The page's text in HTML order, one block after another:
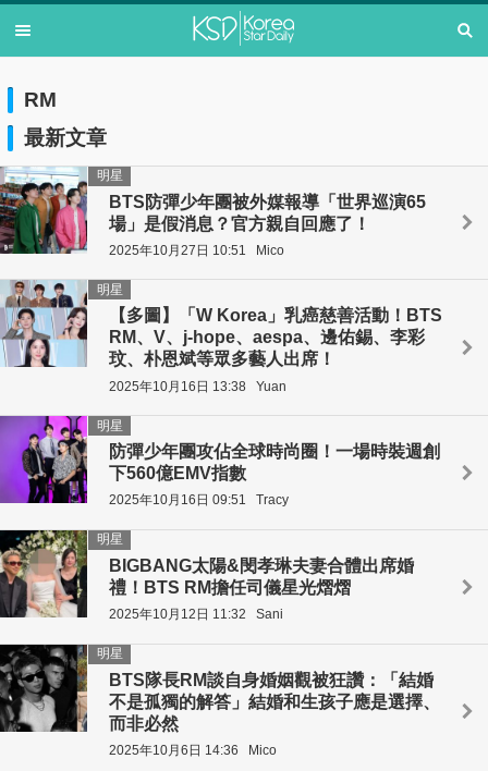
RM
最新文章
BTS防彈少年團被外媒報導「世界巡演65
場」是假消息？官方親自回應了！
明星
2025年10月27日 10:51 Mico
【多圖】「W Korea」乳癌慈善活動！BTS
RM、V、j-hope、aespa、邊佑錫、李彩
玟、朴恩斌等眾多藝人出席！
明星
2025年10月16日 13:38 Yuan
防彈少年團攻佔全球時尚圈！一場時裝週創
下560億EMV指數
明星
2025年10月16日 09:51 Tracy
BIGBANG太陽&閔孝琳夫妻合體出席婚
禮！BTS RM擔任司儀星光熠熠
明星
2025年10月12日 11:32 Sani
BTS隊長RM談自身婚姻觀被狂讚：「結婚
不是孤獨的解答」結婚和生孩子應是選擇、
而非必然
明星
2025年10月6日 14:36 Mico